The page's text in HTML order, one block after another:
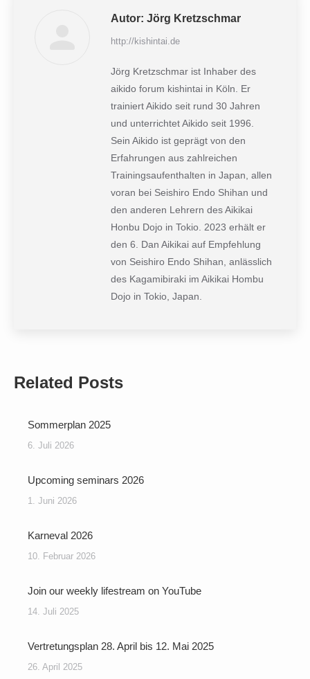
Autor: Jörg Kretzschmar
http://kishintai.de
Jörg Kretzschmar ist Inhaber des
aikido forum kishintai in Köln. Er
trainiert Aikido seit rund 30 Jahren
und unterrichtet Aikido seit 1996.
Sein Aikido ist geprägt von den
Erfahrungen aus zahlreichen
Trainingsaufenthalten in Japan, allen
voran bei Seishiro Endo Shihan und
den anderen Lehrern des Aikikai
Honbu Dojo in Tokio. 2023 erhält er
den 6. Dan Aikikai auf Empfehlung
von Seishiro Endo Shihan, anlässlich
des Kagamibiraki im Aikikai Hombu
Dojo in Tokio, Japan.
Related Posts
Sommerplan 2025
6. Juli 2026
Upcoming seminars 2026
1. Juni 2026
Karneval 2026
10. Februar 2026
Join our weekly lifestream on YouTube
14. Juli 2025
Vertretungsplan 28. April bis 12. Mai 2025
26. April 2025